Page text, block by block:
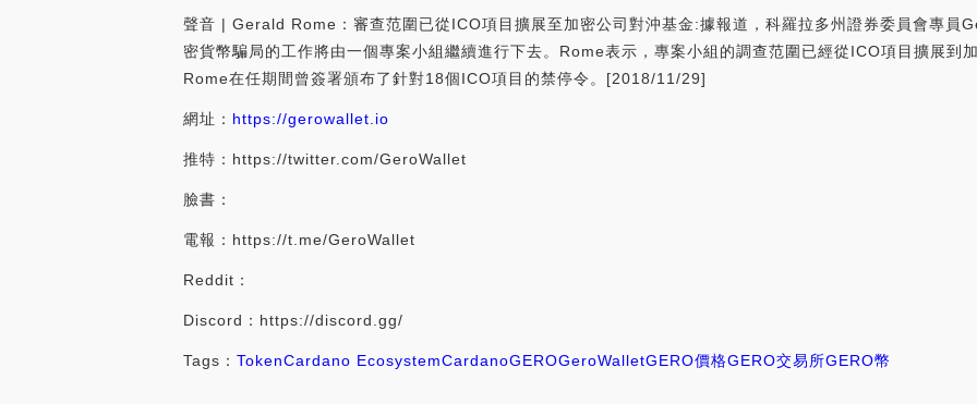
聲音 | Gerald Rome：審查范圍已從ICO項目擴展至加密公司對沖基金:據報道，科羅拉多州證券委員會專員
密貨幣騙局的工作將由一個專案小組繼續進行下去。Rome表示，專案小組的調查范圍已經從ICO項目擴展到
Rome在任期間曾簽署頒布了針對18個ICO項目的禁停令。[2018/11/29]
網址： https://gerowallet.io
推特：https://twitter.com/GeroWallet
臉書：
電報：https://t.me/GeroWallet
Reddit：
Discord：https://discord.gg/
Tags： TokenCardano EcosystemCardanoGEROGeroWalletGERO價格GERO交易所GERO幣